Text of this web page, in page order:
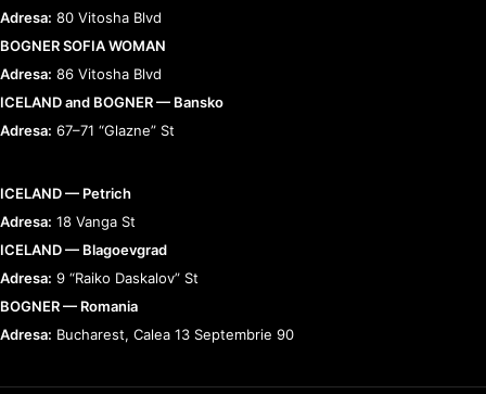
Adresa: 80 Vitosha Blvd
BOGNER SOFIA WOMAN
Adresa: 86 Vitosha Blvd
ICELAND and BOGNER — Bansko
Adresa: 67–71 “Glazne” St
ICELAND — Petrich
Adresa: 18 Vanga St
ICELAND — Blagoevgrad
Adresa: 9 “Raiko Daskalov” St
BOGNER — Romania
Adresa: Bucharest, Calea 13 Septembrie 90